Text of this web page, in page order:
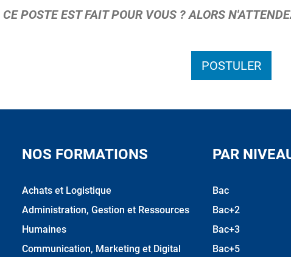
CE POSTE EST FAIT POUR VOUS ? ALORS
POSTULER
NOS FORMATIONS
Achats et Logistique
Administration, Gestion et Ressources
Humaines
Communication, Marketing et Digital
PAR
Bac
Bac+2
Bac+3
Bac+5